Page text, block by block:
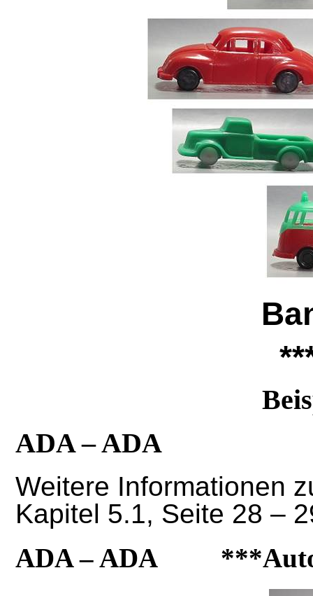
ADA – ADA
Weitere Informationen
Kapitel 5.1, Seite 28 –
ADA – ADA ***Autos,